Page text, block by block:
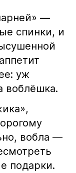
—
спинки, и
уж
воблёшка.
вобла —
подарки.